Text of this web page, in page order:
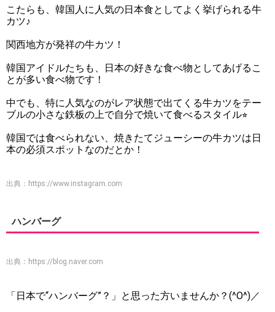
こたらも、韓国人に人気の日本食としてよく挙げられる牛
カツ♪
関西地方が発祥の牛カツ！
韓国アイドルたちも、日本の好きな食べ物としてあげるこ
とが多い食べ物です！
中でも、特に人気なのがレア状態で出てくる牛カツをテー
ブルの小さな鉄板の上で自分で焼いて食べるスタイル⭐︎
韓国では食べられない、焼きたてジューシーの牛カツは日
本の必須スポットなのだとか！
出典： https://www.instagram.com
ハンバーグ
出典： https://blog.naver.com
「日本で“ハンバーグ”？」と思った方いませんか？(^O^)／